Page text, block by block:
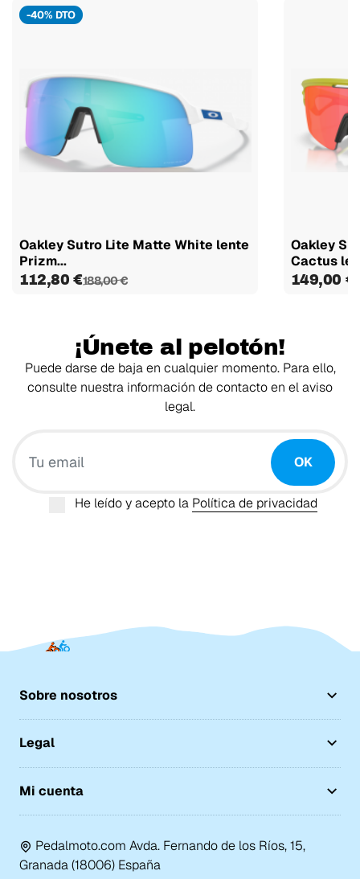
-40% DTO
Oakley Sutro Lite Matte White lente
Prizm...
112,80 €188,00 €
Oakley
Cactus
149,00 €
¡Únete al pelotón!
Puede darse de baja en cualquier momento. Para ello,
consulte nuestra información de contacto en el aviso
legal.
OK
He leído y acepto la Política de privacidad
Sobre nosotros
Legal
Mi cuenta
Pedalmoto.com Avda. Fernando de los Ríos, 15,
Granada (18006) España